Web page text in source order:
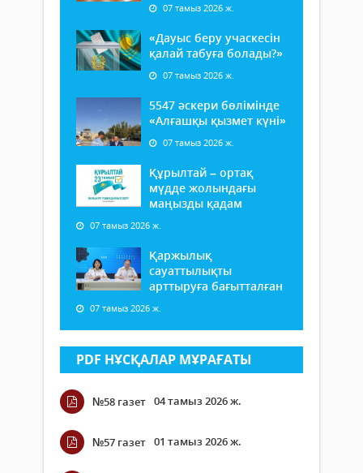
07 тамыз 2026 ж.
«Дауыс беру учаскесін
қалай табуға болады?»
07 тамыз 2026 ж.
5547 әскери бөлімінде
«Алғашқы қызмет күні»
07 тамыз 2026 ж.
Құрылтай – ортақ
мүдде жолындағы
маңызды қадам
07 тамыз 2026 ж.
Қаржылық
сауаттылықты
арттыруға бағытталған
07 тамыз 2026 ж.
PDF НҰСҚАЛАР МҰРАҒАТЫ
№58 газет 04 тамыз 2026 ж.
№57 газет 01 тамыз 2026 ж.